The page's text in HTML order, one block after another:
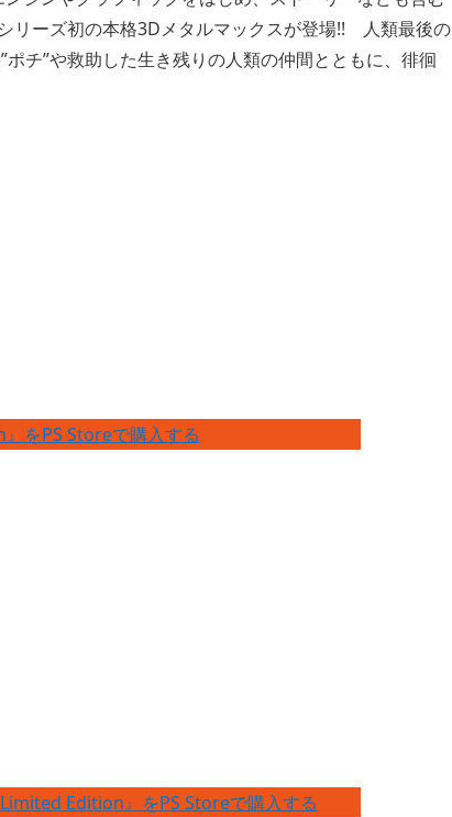
リーズ初の本格3Dメタルマックスが登場!! 人類最後の
チ”や救助した生き残りの人類の仲間とともに、徘徊
』をPS Storeで購入する
Edition』をPS Storeで購入する